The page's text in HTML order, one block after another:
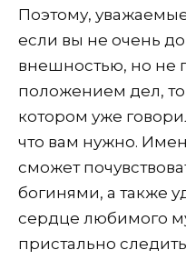
Поэтому,
если вы не очень
внешностью, но не
положением дел,
котором уже
что вам нужно.
сможет
богинями, а также
сердце любимого
пристально